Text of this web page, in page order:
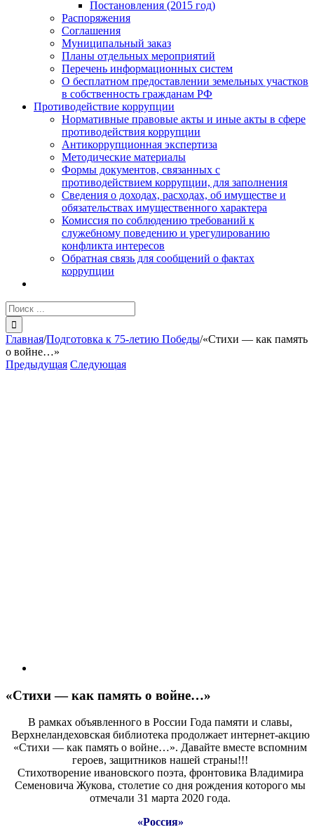
Постановления (2015 год)
Распоряжения
Соглашения
Муниципальный заказ
Планы отдельных мероприятий
Перечень информационных систем
О бесплатном предоставлении земельных участков
в собственность гражданам РФ
Противодействие коррупции
Нормативные правовые акты и иные акты в сфере
противодействия коррупции
Антикоррупционная экспертиза
Методические материалы
Формы документов, связанных с
противодействием коррупции, для заполнения
Сведения о доходах, расходах, об имуществе и
обязательствах имущественного характера
Комиссия по соблюдению требований к
служебному поведению и урегулированию
конфликта интересов
Обратная связь для сообщений о фактах
коррупции
Результат
поиска:
Главная/Подготовка к 75-летию Победы/«Стихи — как память
о войне…»
Предыдущая Следующая
«Стихи — как память о войне…»
В рамках объявленного в России Года памяти и славы,
Верхнеландеховская библиотека продолжает интернет-акцию
«Стихи — как память о войне…». Давайте вместе вспомним
героев, защитников нашей страны!!!
Стихотворение ивановского поэта, фронтовика Владимира
Семеновича Жукова, столетие со дня рождения которого мы
отмечали 31 марта 2020 года.
«Россия»